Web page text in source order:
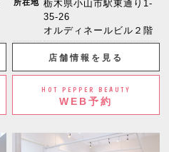
所在地 栃木県小山市駅東通り1-
35-26
オルディネールビル２階
店舗情報を見る
HOT PEPPER BEAUTY
WEB予約